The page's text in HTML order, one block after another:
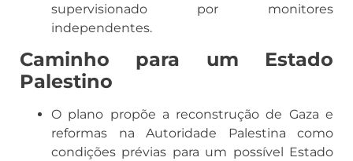
supervisionado por monitores
independentes.
Caminho para um Estado
Palestino
O plano propõe a reconstrução de Gaza e
reformas na Autoridade Palestina como
condições prévias para um possível Estado